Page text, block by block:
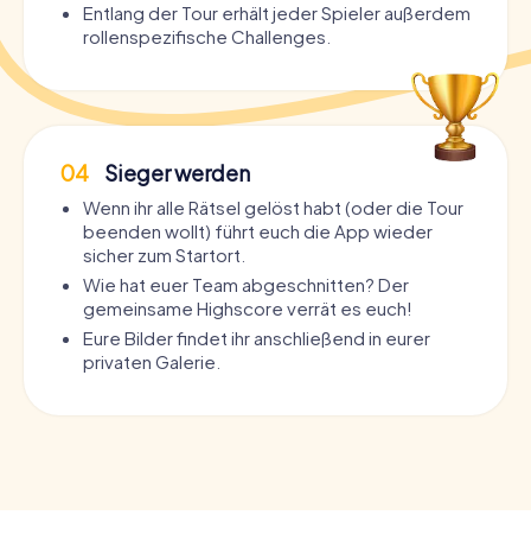
Entlang der Tour erhält jeder Spieler außerdem
rollenspezifische Challenges.
04 Sieger werden
Wenn ihr alle Rätsel gelöst habt (oder die Tour
beenden wollt) führt euch die App wieder
sicher zum Startort.
Wie hat euer Team abgeschnitten? Der
gemeinsame Highscore verrät es euch!
Eure Bilder findet ihr anschließend in eurer
privaten Galerie.